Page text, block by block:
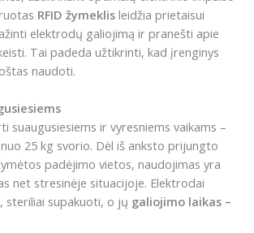
RFID žymeklis leidžia prietaisui
elektrodų galiojimą ir pranešti apie
Tai padeda užtikrinti, kad įrenginys
naudoti.
suaugusiesiems ir vyresniems vaikams –
25 kg svorio. Dėl iš anksto prijungto
padėjimo vietos, naudojimas yra
net stresinėje situacijoje. Elektrodai
, steriliai supakuoti, o jų galiojimo laikas –